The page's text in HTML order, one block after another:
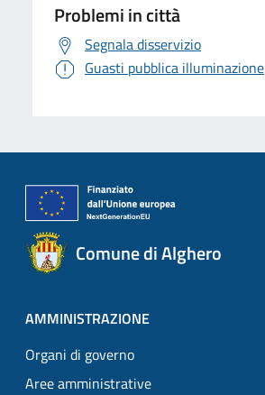
Problemi in città
Segnala disservizio
Guasti pubblica illuminazione
Comune di Alghero
AMMINISTRAZIONE
Organi di governo
Aree amministrative